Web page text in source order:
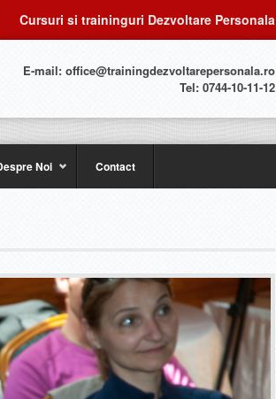
Cursuri si traininguri Dezvoltare Personala
E-mail: office@trainingdezvoltarepersonala.ro
Tel: 0744-10-11-12
Noi Contact